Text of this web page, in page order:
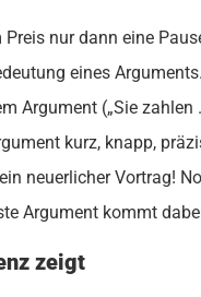
nur dann eine
eines
Argument („Sie
kurz, knapp,
neuerlicher Vortrag!
Argument kommt
zeigt